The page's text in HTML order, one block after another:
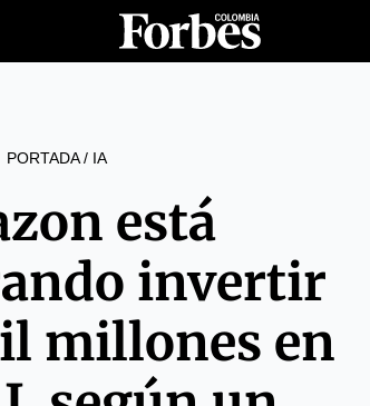
PORTADA/ IA
está
invertir
millones en